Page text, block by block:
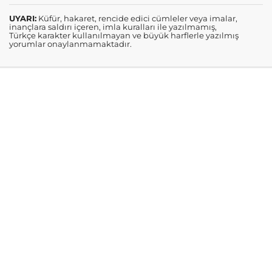
UYARI: Küfür, hakaret, rencide edici cümleler veya imalar,
inançlara saldırı içeren, imla kuralları ile yazılmamış,
Türkçe karakter kullanılmayan ve büyük harflerle yazılmış
yorumlar onaylanmamaktadır.